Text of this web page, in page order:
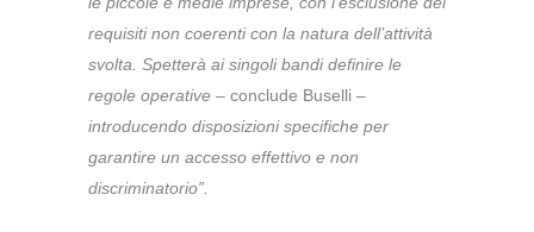
requisiti non coerenti con la natura dell’attività
svolta. Spetterà ai singoli bandi definire le
regole operative – conclude Buselli –
introducendo disposizioni specifiche per
garantire un accesso effettivo e non
discriminatorio”.